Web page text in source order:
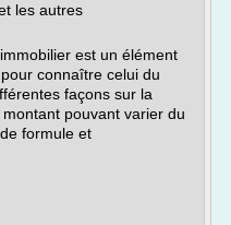
les autres
est un élément
connaître celui du
façons sur la
pouvant varier du
formule et